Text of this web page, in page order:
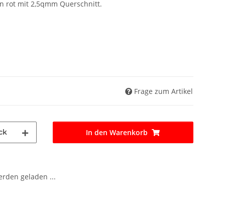
rot mit 2,5qmm Querschnitt.
Frage zum Artikel
In den Warenkorb
geladen ...